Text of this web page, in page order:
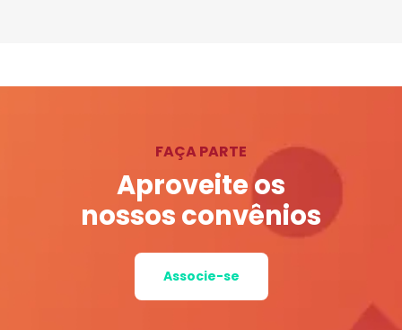
FAÇA PARTE
Aproveite os
nossos convênios
Associe-se